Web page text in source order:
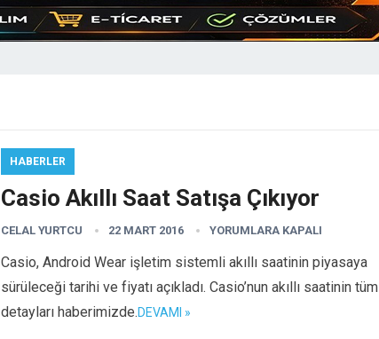
HABERLER
Casio Akıllı Saat Satışa Çıkıyor
CELAL YURTCU 22 MART 2016 YORUMLARA KAPALI
Casio, Android Wear işletim sistemli akıllı saatinin piyasaya
sürüleceği tarihi ve fiyatı açıkladı. Casio’nun akıllı saatinin tüm
detayları haberimizde.DEVAMI »